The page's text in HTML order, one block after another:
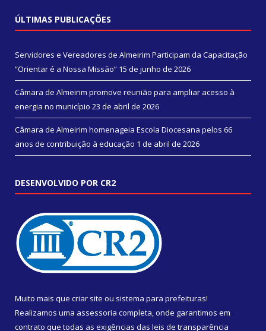
ÚLTIMAS PUBLICAÇÕES
Servidores e Vereadores de Almeirim Participam da Capacitação
“Orientar é a Nossa Missão” 15 de junho de 2026
Câmara de Almeirim promove reunião para ampliar acesso à
energia no município 23 de abril de 2026
Câmara de Almeirim homenageia Escola Diocesana pelos 66
anos de contribuição à educação 1 de abril de 2026
DESENVOLVIDO POR CR2
Muito mais que criar site ou sistema para prefeituras!
Realizamos uma assessoria completa, onde garantimos em
contrato que todas as exigências das leis de transparência